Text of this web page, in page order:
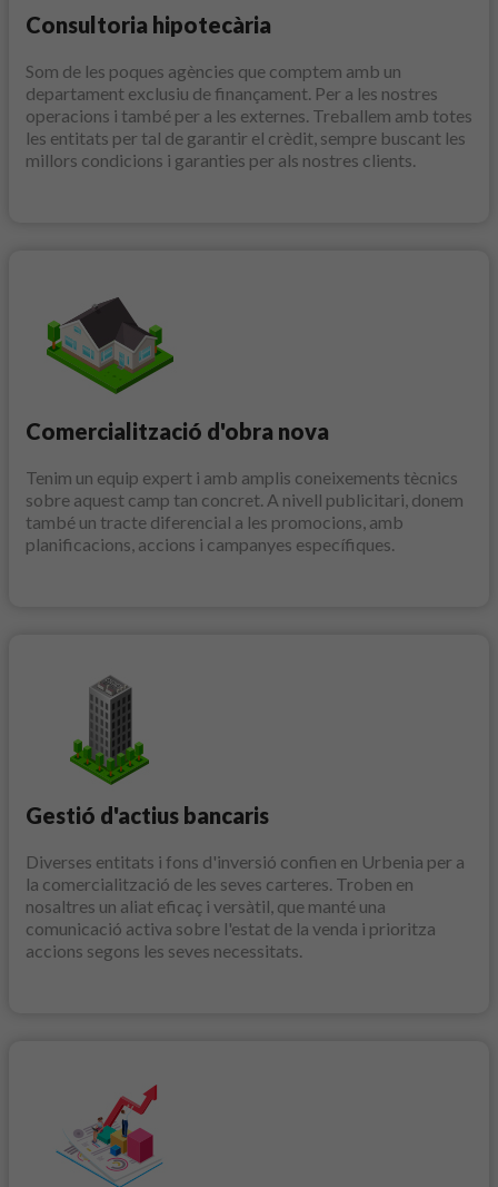
Consultoria hipotecària
Som de les poques agències que comptem amb un
departament exclusiu de finançament. Per a les nostres
operacions i també per a les externes. Treballem amb totes
les entitats per tal de garantir el crèdit, sempre buscant les
millors condicions i garanties per als nostres clients.
Comercialització d'obra nova
Tenim un equip expert i amb amplis coneixements tècnics
sobre aquest camp tan concret. A nivell publicitari, donem
també un tracte diferencial a les promocions, amb
planificacions, accions i campanyes específiques.
Gestió d'actius bancaris
Diverses entitats i fons d'inversió confien en Urbenia per a
la comercialització de les seves carteres. Troben en
nosaltres un aliat eficaç i versàtil, que manté una
comunicació activa sobre l'estat de la venda i prioritza
accions segons les seves necessitats.